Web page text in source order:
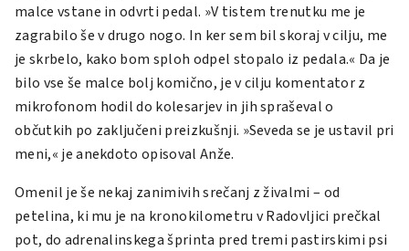
malce vstane in odvrti pedal. »V tistem trenutku me je
zagrabilo še v drugo nogo. In ker sem bil skoraj v cilju, me
je skrbelo, kako bom sploh odpel stopalo iz pedala.« Da je
bilo vse še malce bolj komično, je v cilju komentator z
mikrofonom hodil do kolesarjev in jih spraševal o
občutkih po zaključeni preizkušnji. »Seveda se je ustavil pri
meni,« je anekdoto opisoval Anže.
Omenil je še nekaj zanimivih srečanj z živalmi – od
petelina, ki mu je na kronokilometru v Radovljici prečkal
pot, do adrenalinskega šprinta pred tremi pastirskimi psi